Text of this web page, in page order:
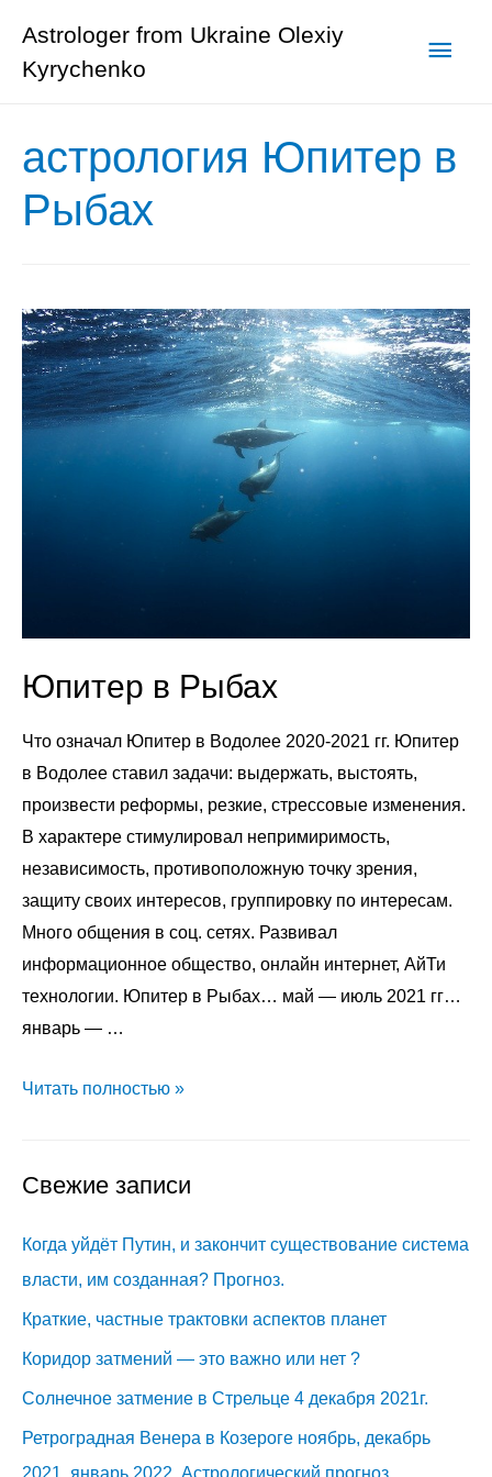
Astrologer from Ukraine Olexiy
Kyrychenko
астрология Юпитер в
Рыбах
Юпитер в Рыбах
Что означал Юпитер в Водолее 2020-2021 гг. Юпитер
в Водолее ставил задачи: выдержать, выстоять,
произвести реформы, резкие, стрессовые изменения.
В характере стимулировал непримиримость,
независимость, противоположную точку зрения,
защиту своих интересов, группировку по интересам.
Много общения в соц. сетях. Развивал
информационное общество, онлайн интернет, АйТи
технологии. Юпитер в Рыбах… май — июль 2021 гг…
январь — …
Юпитер
Читать полностью »
Свежие записи
Когда уйдёт Путин, и закончит существование система
власти, им созданная? Прогноз.
Краткие, частные трактовки аспектов планет
Коридор затмений — это важно или нет ?
Солнечное затмение в Стрельце 4 декабря 2021г.
Ретроградная Венера в Козероге ноябрь, декабрь
2021, январь 2022. Астрологический прогноз.